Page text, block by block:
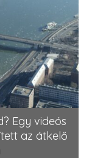
Egy videós
az átkelő